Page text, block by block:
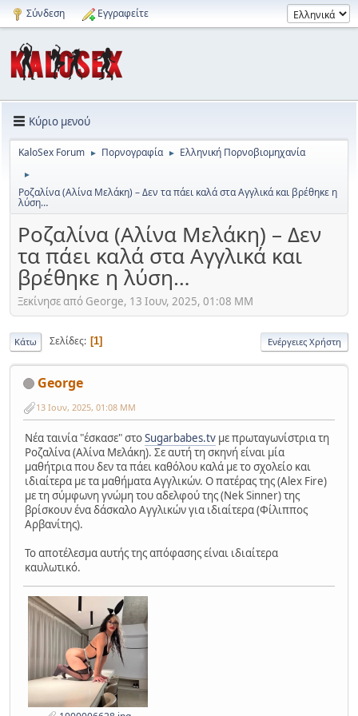
Σύνδεση Εγγραφείτε
Κύριο μενού
KaloSex Forum ► Πορνογραφία ► Ελληνική Πορνοβιομηχανία
►
Ροζαλίνα (Αλίνα Μελάκη) – Δεν τα πάει καλά στα Αγγλικά και βρέθηκε η
λύση…
Ροζαλίνα (Αλίνα Μελάκη) – Δεν
τα πάει καλά στα Αγγλικά και
βρέθηκε η λύση…
Ξεκίνησε από George, 13 Ιουν, 2025, 01:08 ΜΜ
Κάτω Σελίδες 1 Ενέργειες Χρήστη
George
13 Ιουν, 2025, 01:08 ΜΜ
Νέα ταινία "έσκασε" στοSugarbabes.tv με πρωταγωνίστρια τη
Ροζαλίνα (Αλίνα Μελάκη). Σε αυτή τη σκηνή είναι μία
μαθήτρια που δεν τα πάει καθόλου καλά με το σχολείο και
ιδιαίτερα με τα μαθήματα Αγγλικών. Ο πατέρας της (Alex Fire)
με τη σύμφωνη γνώμη του αδελφού της (Nek Sinner) της
βρίσκουν ένα δάσκαλο Αγγλικών για ιδιαίτερα (Φίλιππος
Αρβανίτης).
Το αποτέλεσμα αυτής της απόφασης είναι ιδιαίτερα
καυλωτικό.